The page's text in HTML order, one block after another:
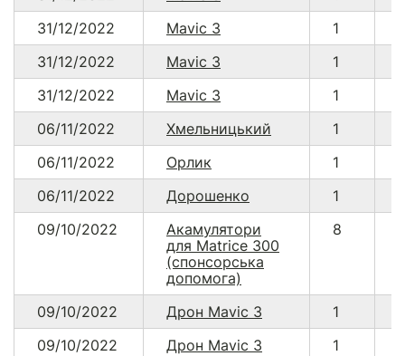
31/12/2022
Mavic 3 1
31/12/2022
Mavic 3 1
31/12/2022
Mavic 3 1
06/11/2022
Хмельницький 1
06/11/2022
Орлик 1
06/11/2022
Дорошенко 1
09/10/2022
Акамулятори
для Matrice 300
(спонсорська
допомога)
8
09/10/2022 Дрон Mavic 3 1
09/10/2022
Дрон Mavic 3 1